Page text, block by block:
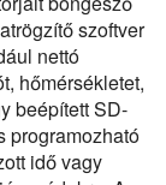
szoftver
nettó
hőmérsékletet,
beépített SD-
programozható
idő vagy